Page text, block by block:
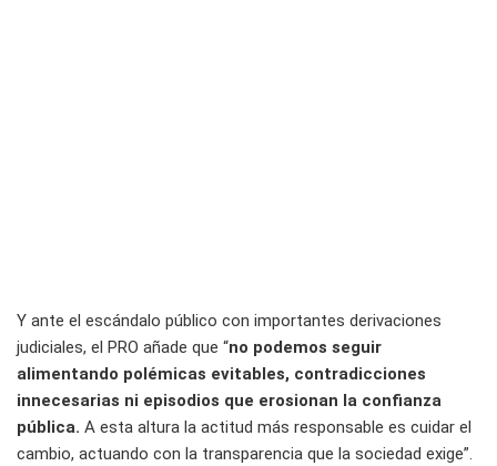
Y ante el escándalo público con importantes derivaciones
judiciales, el PRO añade que “no podemos seguir
alimentando polémicas evitables, contradicciones
innecesarias ni episodios que erosionan la confianza
pública. A esta altura la actitud más responsable es cuidar el
cambio, actuando con la transparencia que la sociedad exige”.